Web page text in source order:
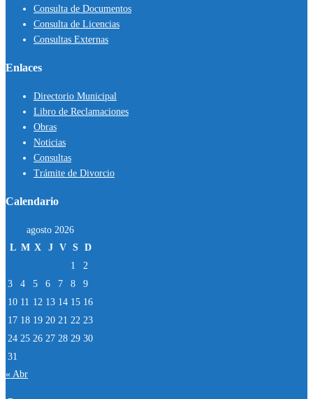
Consulta de Documentos
Consulta de Licencias
Consultas Externas
Enlaces
Directorio Municipal
Libro de Reclamaciones
Obras
Noticias
Consultas
Trámite de Divorcio
Calendario
agosto 2026
L M X J V S D
1
2
3
4 5 6 7 8
9
10 11 12 13 14 15 16
17 18 19 20 21 22 23
24 25 26 27 28 29 30
31
« Abr